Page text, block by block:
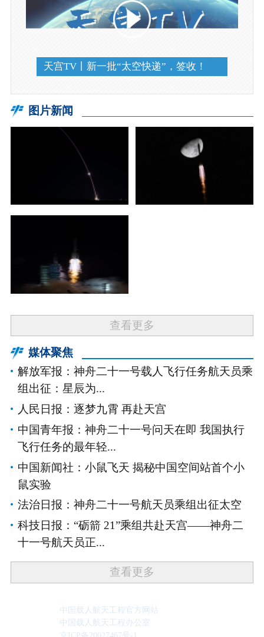
天宫TV丨新一批“太空快递”，签收！
图片新闻
查看更多
媒体聚焦
解放军报：神舟二十一号载人飞行任务航天员乘
组出征：星辰为...
人民日报：逐梦九霄 再赴天宫
中国青年报：神舟二十一号问天在即 我国执行
飞行任务的最年轻...
中国新闻社：小鼠飞天 揭秘中国空间站首个小
鼠实验
法治日报：神舟二十一号航天员乘组出征太空
科技日报：“砺箭 21”乘组共赴天宫——神舟二
十一号航天员正...
查看更多
中国载人航天工程官方网站
中国载人航天工程办公室
京ICP备20027467号-1